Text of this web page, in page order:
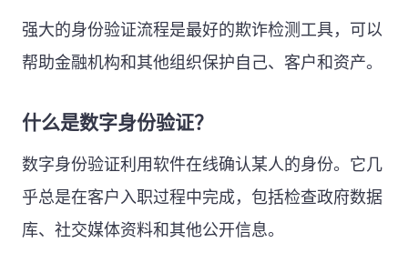
强大的身份验证流程是最好的欺诈检测工具，可以
帮助金融机构和其他组织保护自己、客户和资产。
什么是数字身份验证？
数字身份验证利用软件在线确认某人的身份。它几
乎总是在客户入职过程中完成，包括检查政府数据
库、社交媒体资料和其他公开信息。